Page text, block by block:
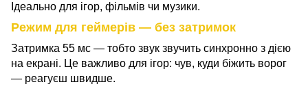
Ідеально для ігор, фільмів чи музики.
Режим для геймерів — без затримок
Затримка 55 мс — тобто звук звучить синхронно з дією
на екрані. Це важливо для ігор: чув, куди біжить ворог
— реагуєш швидше.